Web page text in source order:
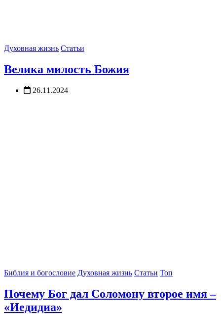
Духовная жизнь Статьи
Велика милость Божия
26.11.2024
Библия и богословие Духовная жизнь Статьи Топ
Почему Бог дал Соломону второе имя –
«Иедидиа»